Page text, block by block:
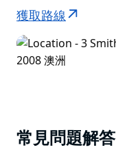
獲取路線
常見問題解答